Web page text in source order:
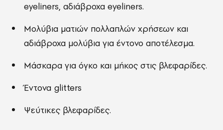
eyeliners, αδιάβροχα eyeliners.
Μολύβια ματιών πολλαπλών χρήσεων και
αδιάβροχα μολύβια για έντονο αποτέλεσμα.
Μάσκαρα για όγκο και μήκος στις βλεφαρίδες.
Έντονα glitters
Ψεύτικες βλεφαρίδες.